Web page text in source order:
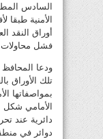
السادس
الأمنية طبقا
أوراق النقد
فشل محاولات
ودعا المحافظ
تلك الأوراق
بمواصفاتها
الأمامي شكل
دائرية عند
دوائر في